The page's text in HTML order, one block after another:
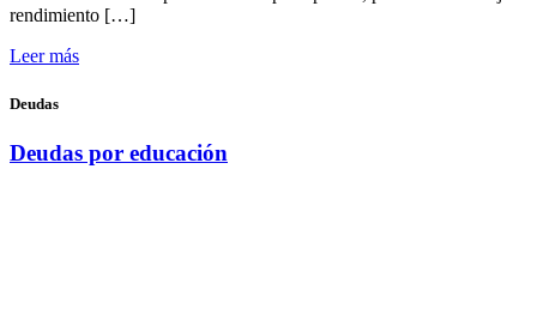
rendimiento […]
Leer más
Deudas
Deudas por educación